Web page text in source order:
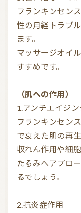
フランキンセン
性の月経トラブ
ます。
マッサージオイ
すすめです。
（肌への作用）
1.アンチエイジン
フランキンセン
で衰えた肌の再
収れん作用や細
たるみへアプロ
るでしょう。
2.抗炎症作用